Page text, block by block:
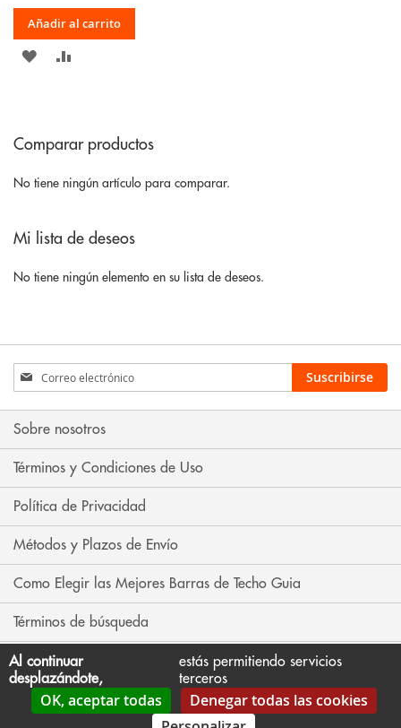
Añadir al carrito
AÑADIR
LISTA
DE
Comparar productos
No tiene ningún artículo para comparar.
Mi lista de deseos
No tiene ningún elemento en su lista de deseos.
Inscríbase
a
nuestro
boletín
noticias:
Suscribirse
Sobre nosotros
Términos y Condiciones de Uso
Política de Privacidad
Métodos y Plazos de Envío
Como Elegir las Mejores Barras de Techo Guia
Términos de búsqueda
Búsqueda avanzada
Contáctenos
Al continuar
desplazándote,
estás permitiendo servicios
terceros
OK, aceptar todas
Denegar todas las cookies